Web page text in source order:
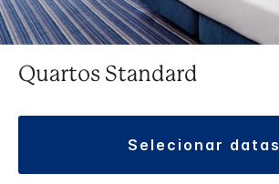
Quartos Standard
selecionar datas